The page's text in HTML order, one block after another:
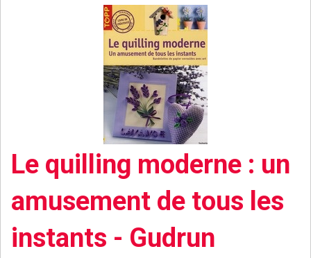
Le quilling moderne : un
amusement de tous les
instants - Gudrun